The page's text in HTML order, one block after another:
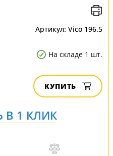
Артикул: Vico 196.5
На складе 1 шт.
КУПИТЬ